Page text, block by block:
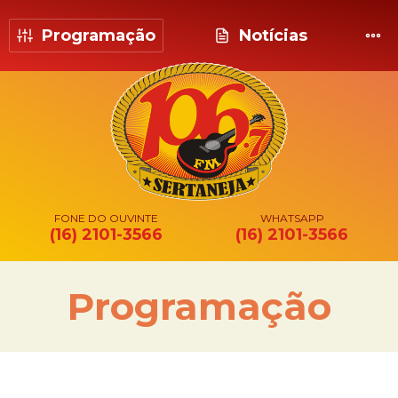
Programação Notícias
FONE DO OUVINTE
(16) 2101-3566
WHATSAPP
(16) 2101-3566
Programação